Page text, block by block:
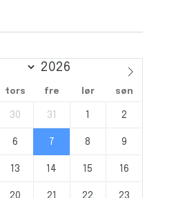
tors fre lør søn
30 31 1 2
6 7 8 9
13 14 15 16
20 21 22 23